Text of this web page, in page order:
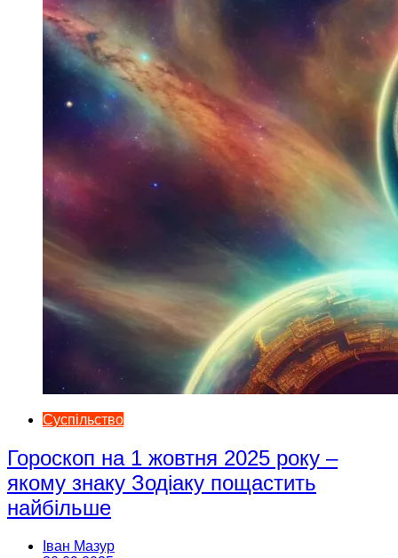
Суспільство
Гороскоп на 1 жовтня 2025 року –
якому знаку Зодіаку пощастить
найбільше
Іван Мазур